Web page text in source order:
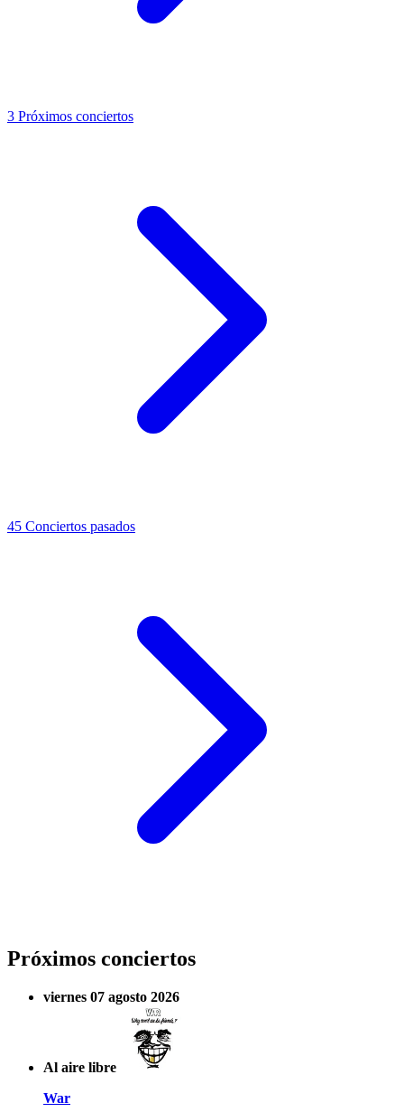
3 Próximos conciertos
45 Conciertos pasados
Próximos conciertos
viernes 07 agosto 2026
Al aire libre
War